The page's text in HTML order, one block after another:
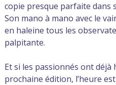
copie presque parfaite dans
Son mano à mano avec le
en haleine tous les
palpitante.
Et si les passionnés ont
prochaine édition, l’heure